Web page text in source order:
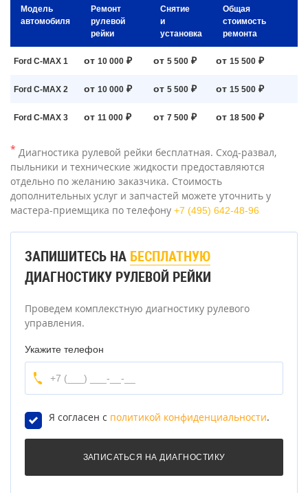
Модель
автомобиля
Ремонт
рулевой
рейки
Снятие
и
установка
Общая
стоимость
ремонта
Ford C-MAX 1 от 10 000 ₽ от 5 500 ₽ от 15 500 ₽
Ford C-MAX 2 от 10 000 ₽ от 5 500 ₽ от 15 500 ₽
Ford C-MAX 3 от 11 000 ₽ от 7 500 ₽ от 18 500 ₽
* Диагностика рулевой рейки бесплатная. Сход-развал,
пыльники и технические жидкости предоставляются
отдельно по желанию заказчика. Стоимость
дополнительных услуг и запчастей можете уточнить у
мастера-приемщика по телефону +7 (495) 642-48-96
ЗАПИШИТЕСЬ НА БЕСПЛАТНУЮ
ДИАГНОСТИКУ РУЛЕВОЙ РЕЙКИ
Проведем комплекстную диагностику рулевого
управления.
Укажите телефон
Я согласен с политикой конфиденциальности.